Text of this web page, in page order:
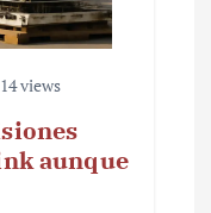
14 views
aunque